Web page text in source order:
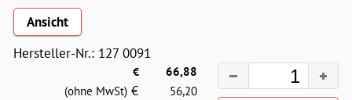
Ansicht
Hersteller-Nr.: 127 0091
€
66,88
(ohne MwSt) € 56,20